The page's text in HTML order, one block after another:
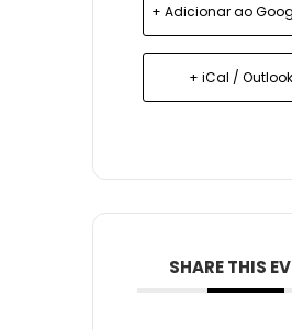
+ Adicionar ao
+ iCal /
SHARE THIS